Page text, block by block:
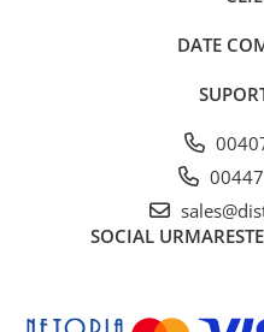
DATE
SOCIAL